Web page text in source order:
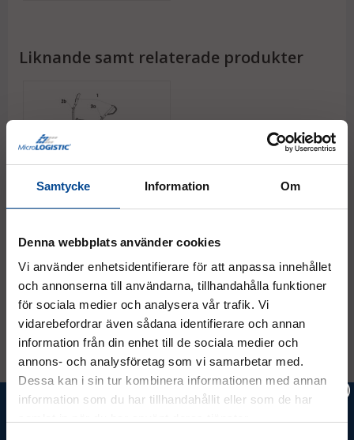
Samtycke Information Om
Denna webbplats använder cookies
Vi använder enhetsidentifierare för att anpassa innehållet
och annonserna till användarna, tillhandahålla funktioner
för sociala medier och analysera vår trafik. Vi
vidarebefordrar även sådana identifierare och annan
information från din enhet till de sociala medier och
annons- och analysföretag som vi samarbetar med.
Dessa kan i sin tur kombinera informationen med annan
information som du har tillhandahållit eller som de har
Liknande samt relaterade produkter
Fr.60 kr Köp
Ta del av våra bästa erbjudanden &
nyheter!